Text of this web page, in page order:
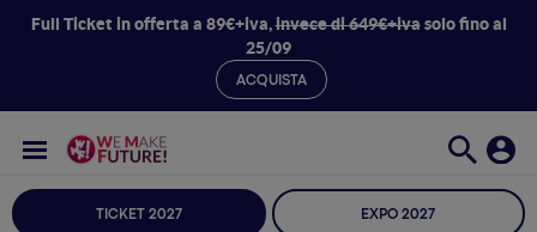
Full Ticket in offerta a 89€+iva,invece di 649€+ivasolo fino al
25/09
ACQUISTA
TICKET 2027 EXPO 2027